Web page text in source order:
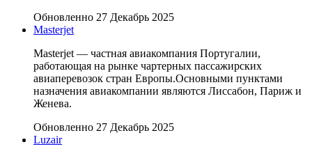
Обновленно 27 Декабрь 2025
Masterjet
Masterjet — частная авиакомпания Португалии,
работающая на рынке чартерных пассажирских
авиаперевозок стран Европы.Основными пунктами
назначения авиакомпании являются Лиссабон, Париж и
Женева.
Обновленно 27 Декабрь 2025
Luzair